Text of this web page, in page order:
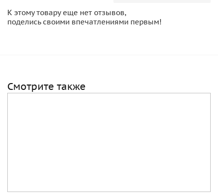
К этому товару еще нет отзывов,
поделись своими впечатлениями первым!
Смотрите также